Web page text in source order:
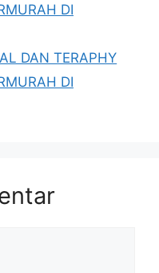
DI
DAN TERAPHY
DI